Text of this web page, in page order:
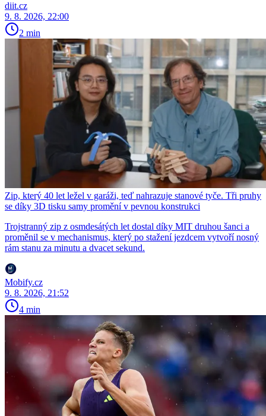
diit.cz
9. 8. 2026, 22:00
2 min
Zip, který 40 let ležel v garáži, teď nahrazuje stanové tyče. Tři pruhy
se díky 3D tisku samy promění v pevnou konstrukci
Trojstranný zip z osmdesátých let dostal díky MIT druhou šanci a
proměnil se v mechanismus, který po stažení jezdcem vytvoří nosný
rám stanu za minutu a dvacet sekund.
Mobify.cz
9. 8. 2026, 21:52
4 min